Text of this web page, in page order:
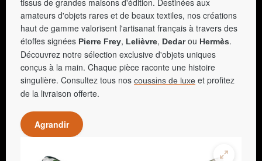
tissus de grandes maisons d'édition. Destinées aux
amateurs d'objets rares et de beaux textiles, nos créations
haut de gamme valorisent l'artisanat français à travers des
étoffes signées Pierre Frey, Lelièvre, Dedarou Hermès.
Découvrez notre sélection exclusive d'objets uniques
conçus à la main. Chaque pièce raconte une histoire
singulière. Consultez tous nos coussins de luxe et profitez
de la livraison offerte.
Agrandir